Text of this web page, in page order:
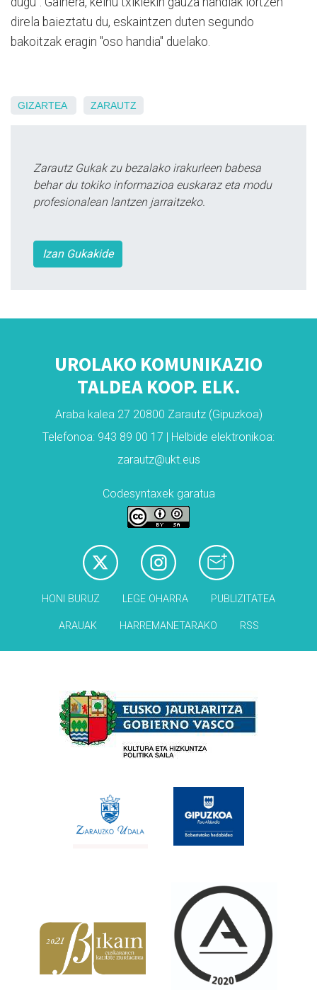
direla baieztatu du, eskaintzen duten segundo
bakoitzak eragin "oso handia" duelako.
GIZARTEA ZARAUTZ
Zarautz Gukak zu bezalako irakurleen babesa
behar du tokiko informazioa euskaraz eta modu
profesionalean lantzen jarraitzeko.
Izan Gukakide
UROLAKO KOMUNIKAZIO
TALDEA KOOP. ELK.
Araba kalea 27 20800 Zarautz (Gipuzkoa)
Telefonoa: 943 89 00 17 | Helbide elektronikoa:
zarautz@ukt.eus
Codesyntaxek garatua
HONI BURUZ LEGE OHARRA PUBLIZITATEA
ARAUAK HARREMANETARAKO RSS